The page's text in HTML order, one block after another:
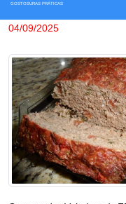
GOSTOSURAS PRÁTICAS
04/09/2025